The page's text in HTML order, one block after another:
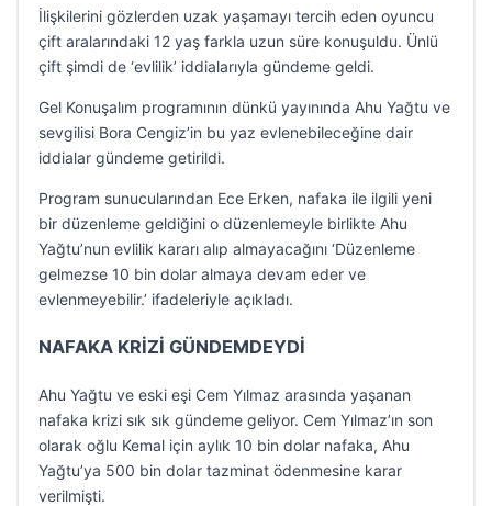
İlişkilerini gözlerden uzak yaşamayı tercih eden oyuncu
çift aralarındaki 12 yaş farkla uzun süre konuşuldu. Ünlü
çift şimdi de ‘evlilik’ iddialarıyla gündeme geldi.
Gel Konuşalım programının dünkü yayınında Ahu Yağtu ve
sevgilisi Bora Cengiz’in bu yaz evlenebileceğine dair
iddialar gündeme getirildi.
Program sunucularından Ece Erken, nafaka ile ilgili yeni
bir düzenleme geldiğini o düzenlemeyle birlikte Ahu
Yağtu’nun evlilik kararı alıp almayacağını ‘Düzenleme
gelmezse 10 bin dolar almaya devam eder ve
evlenmeyebilir.’ ifadeleriyle açıkladı.
NAFAKA KRİZİ GÜNDEMDEYDİ
Ahu Yağtu ve eski eşi Cem Yılmaz arasında yaşanan
nafaka krizi sık sık gündeme geliyor. Cem Yılmaz’ın son
olarak oğlu Kemal için aylık 10 bin dolar nafaka, Ahu
Yağtu’ya 500 bin dolar tazminat ödenmesine karar
verilmişti.